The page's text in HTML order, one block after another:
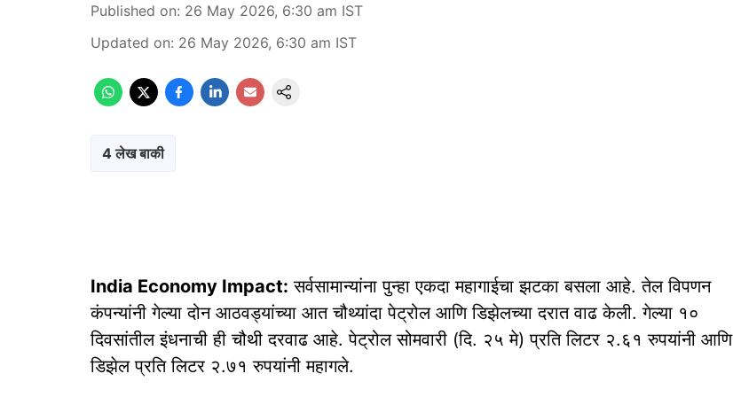
Published on: 26 May 2026, 6:30 am IST
Updated on: 26 May 2026, 6:30 am IST
4 लेख बाकी
India Economy Impact: सर्वसामान्यांना पुन्हा एकदा महागाईचा झटका बसला आहे. तेल विपणन
कंपन्यांनी गेल्या दोन आठवड्यांच्या आत चौथ्यांदा पेट्रोल आणि डिझेलच्या दरात वाढ केली. गेल्या १०
दिवसांतील इंधनाची ही चौथी दरवाढ आहे. पेट्रोल सोमवारी (दि. २५ मे) प्रति लिटर २.६१ रुपयांनी आणि
डिझेल प्रति लिटर २.७१ रुपयांनी महागले.